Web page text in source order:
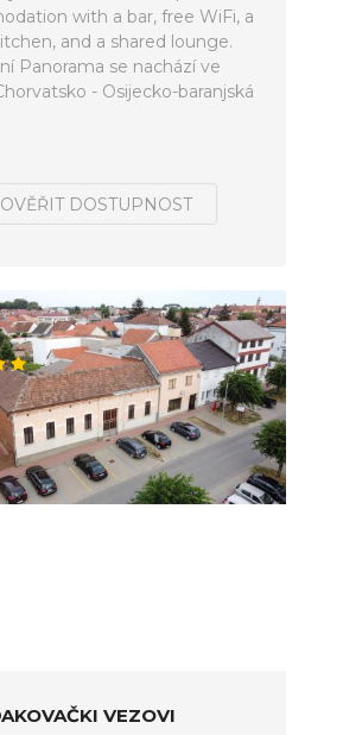
with a bar, free WiFi, a
and a shared lounge.
Panorama se nachází ve
- Osijecko-baranjská
OVĚŘIT DOSTUPNOST
VEZOVI